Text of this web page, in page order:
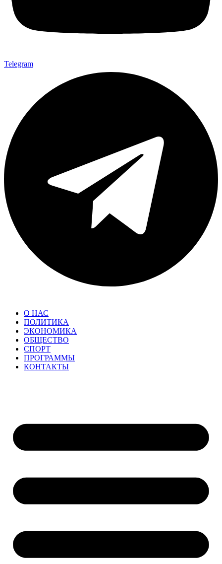
Telegram
О НАС
ПОЛИТИКА
ЭКОНОМИКА
ОБЩЕСТВО
СПОРТ
ПРОГРАММЫ
КОНТАКТЫ